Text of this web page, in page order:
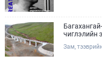
мэндчилж
чиглэлийн
Зам,